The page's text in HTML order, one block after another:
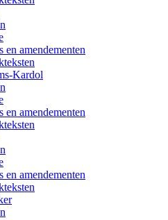
en amendementen
Kardol
en amendementen
en amendementen